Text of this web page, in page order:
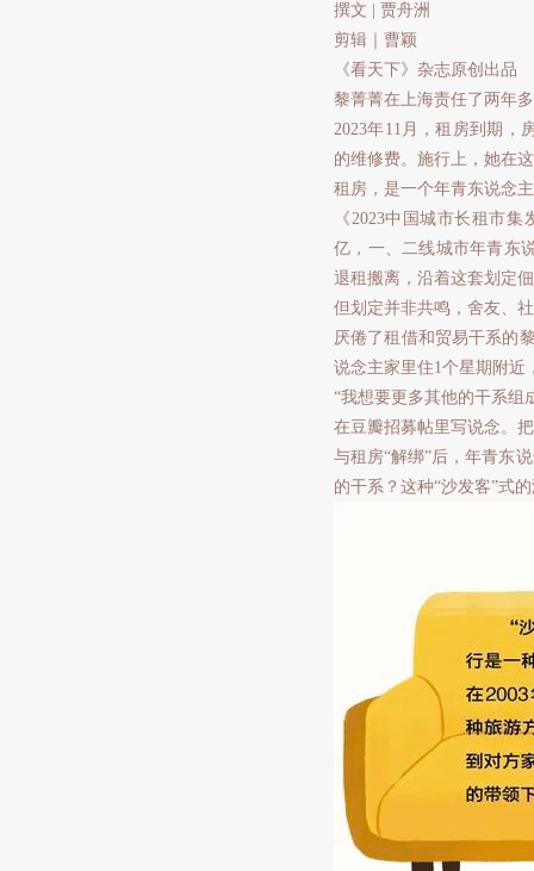
撰文 | 贾舟洲
剪辑｜曹颖
《看天下》杂志原创出品
黎菁菁在上海责任了两年
2023年11月，租房到期，
的维修费。施行上，她在
租房，是一个年青东说念
《2023中国城市长租市
亿，一、二线城市年青东
退租搬离，沿着这套划定
但划定并非共鸣，舍友、
厌倦了租借和贸易干系的
说念主家里住1个星期附近
“我想要更多其他的干系组
在豆瓣招募帖里写说念。
与租房“解绑”后，年青东
的干系？这种“沙发客”式